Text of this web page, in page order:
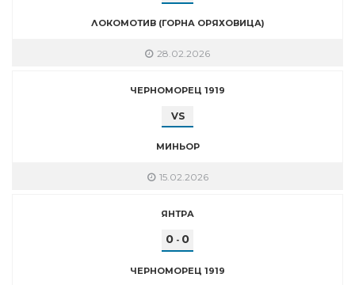
ЛОКОМОТИВ (ГОРНА ОРЯХОВИЦА)
28.02.2026
ЧЕРНОМОРЕЦ 1919
VS
МИНЬОР
15.02.2026
ЯНТРА
0 - 0
ЧЕРНОМОРЕЦ 1919